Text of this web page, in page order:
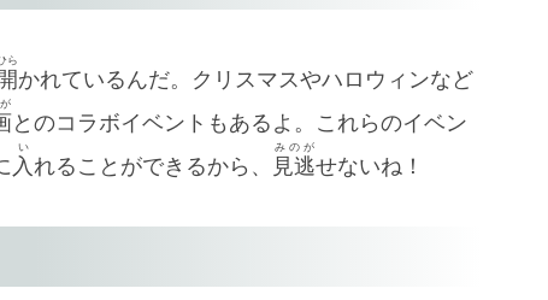
開
ら
かれているんだ。クリスマスやハロウィンなど
とのコラボイベントもあるよ。これらのイベン
入
い
れることができるから、 見逃
みのが
せないね！